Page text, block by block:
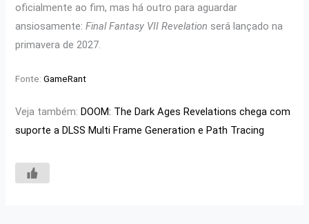
oficialmente ao fim, mas há outro para aguardar
ansiosamente:Final Fantasy VII Revelation será lançado na
primavera de 2027.
Fonte:GameRant
Veja também:DOOM: The Dark Ages Revelations chega com
suporte a DLSS Multi Frame Generation e Path Tracing